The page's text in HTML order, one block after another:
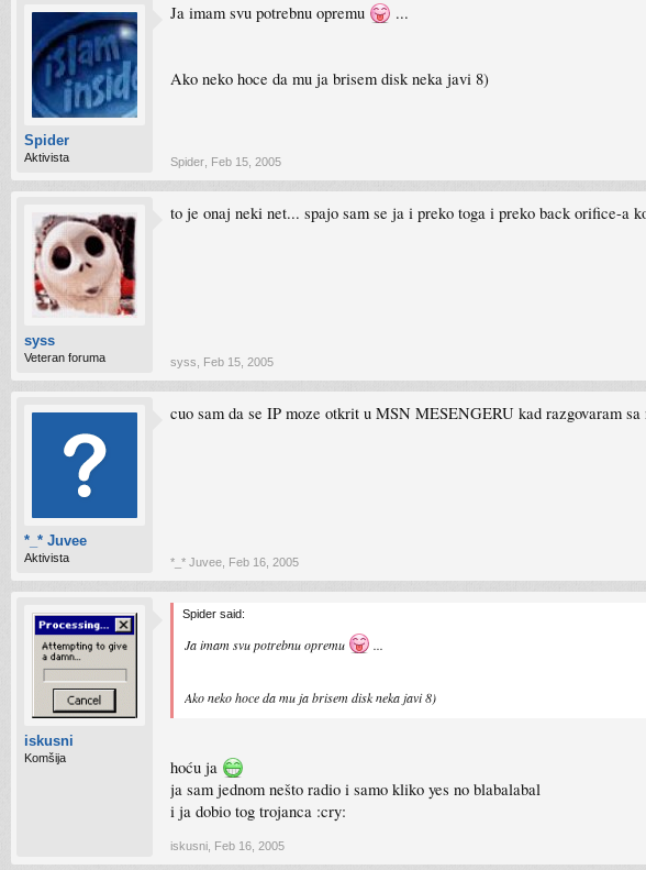
Spider
Aktivista
Ja imam svu potrebnu opremu ...
Ako neko hoce da mu ja brisem disk neka javi 8)
Spider Feb 15, 2005
syss
Veteran foruma
to je onaj neki net... spajo sam se ja i preko toga i preko back orifice-a
syss Feb 15, 2005
*_* Juvee
Aktivista
cuo sam da se IP moze otkrit u MSN MESENGERU kad razgovaram
*_* Juvee Feb 16, 2005
iskusni
Komšija
Spider said:
Ja imam svu potrebnu opremu ...
Ako neko hoce da mu ja brisem disk neka javi 8)
hoću ja
ja sam jednom nešto radio i samo kliko yes no blabalabal
i ja dobio tog trojanca :cry:
iskusni Feb 16, 2005